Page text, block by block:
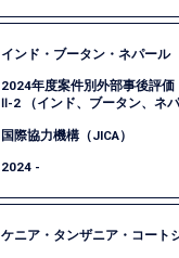
JICAでは、毎年、供与額10億
に、外部評価者による事後評
本業務において、弊社はモザ
急改修計画」の衛星データ分
インド・ブータン・ネパール
2024年度案件別外部事後評価
Ⅱ-2 （インド、ブータン、ネパ
国際協力機構（JICA）
2024 -
JICAでは、毎年、供与額10億
ケニア・タンザニア・コート